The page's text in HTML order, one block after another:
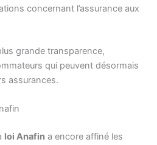
concernant l’assurance aux
grande transparence,
qui peuvent désormais
assurances.
loi Anafin a encore affiné les